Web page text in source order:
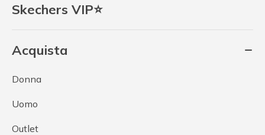
Skechers VIP⭐
Acquista
Donna
Uomo
Outlet